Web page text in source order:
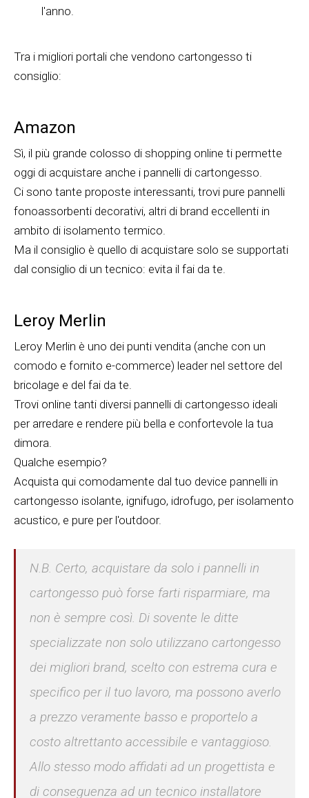
l'anno.
Tra i migliori portali che vendono cartongesso ti
consiglio:
Amazon
Sì, il più grande colosso di shopping online ti permette
oggi di acquistare anche i pannelli di cartongesso.
Ci sono tante proposte interessanti, trovi pure pannelli
fonoassorbenti decorativi, altri di brand eccellenti in
ambito di isolamento termico.
Ma il consiglio è quello di acquistare solo se supportati
dal consiglio di un tecnico: evita il fai da te.
Leroy Merlin
Leroy Merlin è uno dei punti vendita (anche con un
comodo e fornito e-commerce) leader nel settore del
bricolage e del fai da te.
Trovi online tanti diversi pannelli di cartongesso ideali
per arredare e rendere più bella e confortevole la tua
dimora.
Qualche esempio?
Acquista qui comodamente dal tuo device pannelli in
cartongesso isolante, ignifugo, idrofugo, per isolamento
acustico, e pure per l'outdoor.
N.B. Certo, acquistare da solo i pannelli in
cartongesso può forse farti risparmiare, ma
non è sempre così. Di sovente le ditte
specializzate non solo utilizzano cartongesso
dei migliori brand, scelto con estrema cura e
specifico per il tuo lavoro, ma possono averlo
a prezzo veramente basso e proportelo a
costo altrettanto accessibile e vantaggioso.
Allo stesso modo affidati ad un progettista e
di conseguenza ad un tecnico installatore